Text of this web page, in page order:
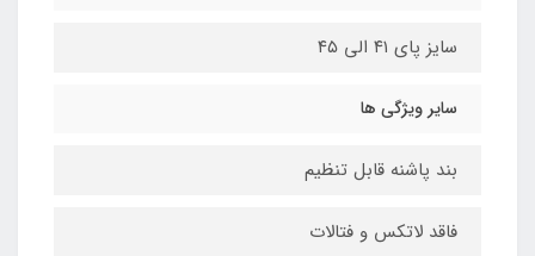
سایز پای ۴۱ الی ۴۵
سایر ویژگی ها
بند پاشنه قابل تنظیم
فاقد لاتکس و فتالات